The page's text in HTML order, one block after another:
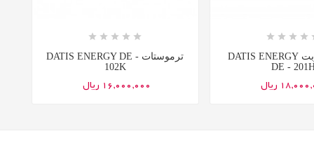
    
ترموستات DATIS ENERGY DE -
102K
16,000,000 ریال
   
کنترلر رطوبت DATIS ENERGY
DE -
ریال